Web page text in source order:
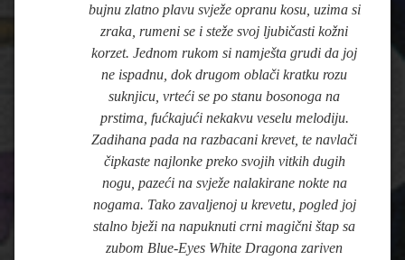
bujnu zlatno plavu svježe opranu kosu, uzima si
zraka, rumeni se i steže svoj ljubičasti kožni
korzet. Jednom rukom si namješta grudi da joj
ne ispadnu, dok drugom oblači kratku rozu
suknjicu, vrteći se po stanu bosonoga na
prstima, fućkajući nekakvu veselu melodiju.
Zadihana pada na razbacani krevet, te navlači
čipkaste najlonke preko svojih vitkih dugih
nogu, pazeći na svježe nalakirane nokte na
nogama. Tako zavaljenoj u krevetu, pogled joj
stalno bježi na napuknuti crni magični štap sa
zubom Blue-Eyes White Dragona zariven